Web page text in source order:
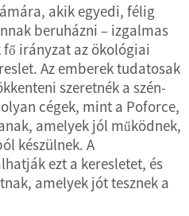
akik egyedi, félig
beruházni – izgalmas
irányzat az ökológiai
Az emberek tudatosak
szeretnék a szén-
cégek, mint a Poforce,
amelyek jól működnek,
készülnek. A
ezt a keresletet, és
amelyek jót tesznek a